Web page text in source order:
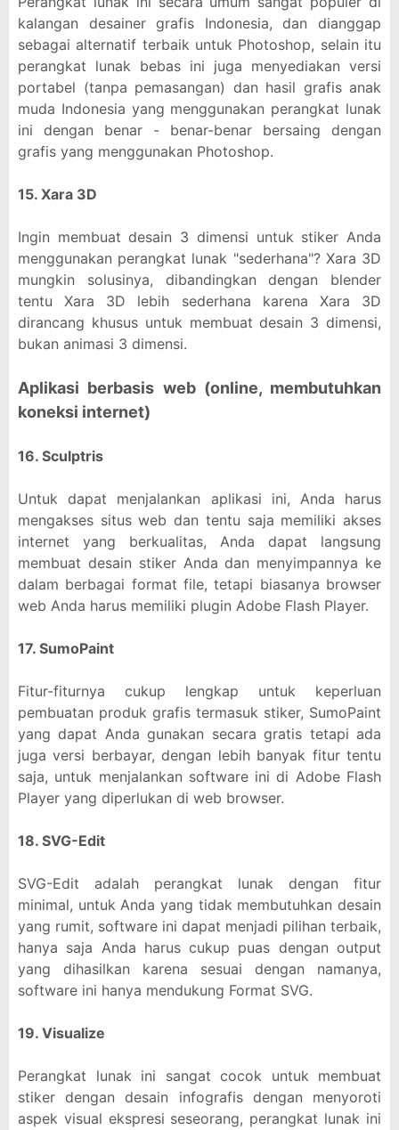
kalangan desainer grafis Indonesia, dan dianggap
sebagai alternatif terbaik untuk Photoshop, selain itu
perangkat lunak bebas ini juga menyediakan versi
portabel (tanpa pemasangan) dan hasil grafis anak
muda Indonesia yang menggunakan perangkat lunak
ini dengan benar - benar-benar bersaing dengan
grafis yang menggunakan Photoshop.
15. Xara 3D
Ingin membuat desain 3 dimensi untuk stiker Anda
menggunakan perangkat lunak "sederhana"? Xara 3D
mungkin solusinya, dibandingkan dengan blender
tentu Xara 3D lebih sederhana karena Xara 3D
dirancang khusus untuk membuat desain 3 dimensi,
bukan animasi 3 dimensi.
Aplikasi berbasis web (online, membutuhkan
koneksi internet)
16. Sculptris
Untuk dapat menjalankan aplikasi ini, Anda harus
mengakses situs web dan tentu saja memiliki akses
internet yang berkualitas, Anda dapat langsung
membuat desain stiker Anda dan menyimpannya ke
dalam berbagai format file, tetapi biasanya browser
web Anda harus memiliki plugin Adobe Flash Player.
17. SumoPaint
Fitur-fiturnya cukup lengkap untuk keperluan
pembuatan produk grafis termasuk stiker, SumoPaint
yang dapat Anda gunakan secara gratis tetapi ada
juga versi berbayar, dengan lebih banyak fitur tentu
saja, untuk menjalankan software ini di Adobe Flash
Player yang diperlukan di web browser.
18. SVG-Edit
SVG-Edit adalah perangkat lunak dengan fitur
minimal, untuk Anda yang tidak membutuhkan desain
yang rumit, software ini dapat menjadi pilihan terbaik,
hanya saja Anda harus cukup puas dengan output
yang dihasilkan karena sesuai dengan namanya,
software ini hanya mendukung Format SVG.
19. Visualize
Perangkat lunak ini sangat cocok untuk membuat
stiker dengan desain infografis dengan menyoroti
aspek visual ekspresi seseorang, perangkat lunak ini